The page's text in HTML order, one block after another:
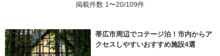
掲載件数 1〜20/109件
帯広市周辺でコテージ泊！市内からア
クセスしやすいおすすめ施設4選